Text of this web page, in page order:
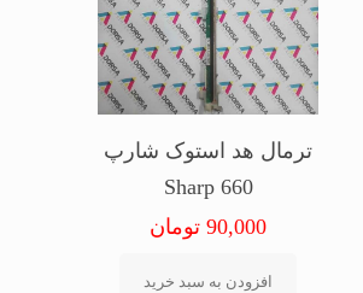
ترمال هد استوک شارپ
Sharp 660
90,000 تومان
افزودن به سبد خرید